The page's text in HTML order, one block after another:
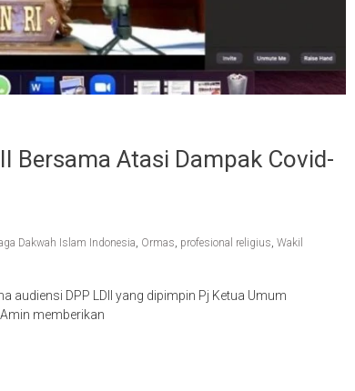
Bersama Atasi Dampak Covid-
Dakwah Islam Indonesia, Ormas, profesional religius, Wakil
audiensi DPP LDII yang dipimpin Pj Ketua Umum
memberikan